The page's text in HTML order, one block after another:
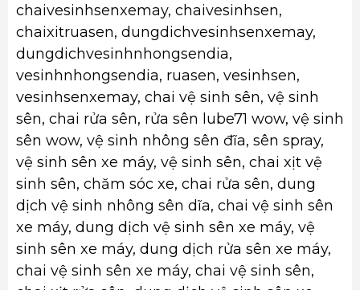
chaivesinhsenxemay, chaivesinhsen,
chaixitruasen, dungdichvesinhsenxemay,
dungdichvesinhnhongsendia,
vesinhnhongsendia, ruasen, vesinhsen,
vesinhsenxemay, chai vệ sinh sên, vệ sinh
sên, chai rửa sên, rửa sên lube71 wow, vệ sinh
sên wow, vệ sinh nhông sên đĩa, sên spray,
vệ sinh sên xe máy, vệ sinh sên, chai xịt vệ
sinh sên, chăm sóc xe, chai rửa sên, dung
dịch vệ sinh nhông sên dĩa, chai vệ sinh sên
xe máy, dung dịch vệ sinh sên xe máy, vệ
sinh sên xe máy, dung dịch rửa sên xe máy,
chai vệ sinh sên xe máy, chai vệ sinh sên,